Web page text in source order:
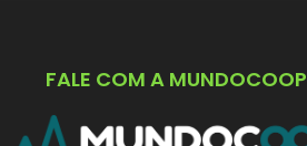
FALE COM A MUNDOCOOP